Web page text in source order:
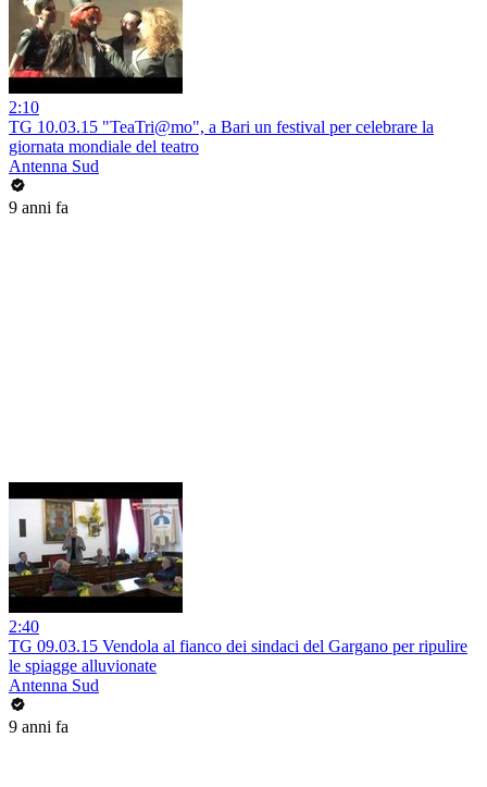
2:10
TG 10.03.15 "TeaTri@mo", a Bari un festival per celebrare la
giornata mondiale del teatro
Antenna Sud
9 anni fa
2:40
TG 09.03.15 Vendola al fianco dei sindaci del Gargano per ripulire
le spiagge alluvionate
Antenna Sud
9 anni fa